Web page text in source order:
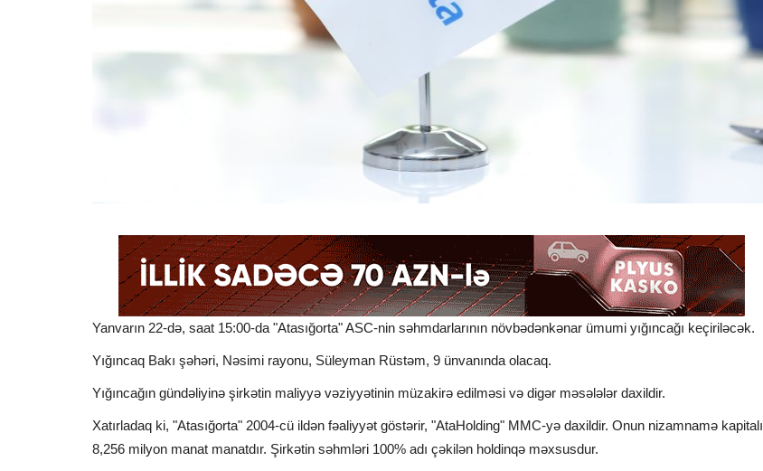
Yanvarın 22-də, saat 15:00-da "Atasığorta" ASC-nin səhmdarlarının növbədənkənar ümumi yığıncağı keçiriləcək.
Yığıncaq Bakı şəhəri, Nəsimi rayonu, Süleyman Rüstəm, 9 ünvanında olacaq.
Yığıncağın gündəliyinə şirkətin maliyyə vəziyyətinin müzakirə edilməsi və digər məsələlər daxildir.
Xatırladaq ki, "Atasığorta" 2004-cü ildən fəaliyyət göstərir, "AtaHolding" MMC-yə daxildir. Onun nizamnamə kapitalı
8,256 milyon manat manatdır. Şirkətin səhmləri 100% adı çəkilən holdinqə məxsusdur.